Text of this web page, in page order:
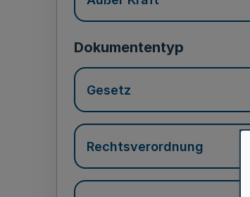
Dokumententyp
Gesetz
Rechtsverordnung